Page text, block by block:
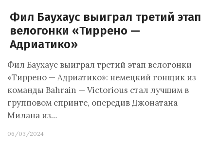
Фил Баухаус выиграл третий этап
велогонки «Тиррено —
Адриатико»
Фил Баухаус выиграл третий этап велогонки
«Тиррено — Адриатико»: немецкий гонщик из
команды Bahrain — Victorious стал лучшим в
групповом спринте, опередив Джонатана
Милана из…
06/03/2024